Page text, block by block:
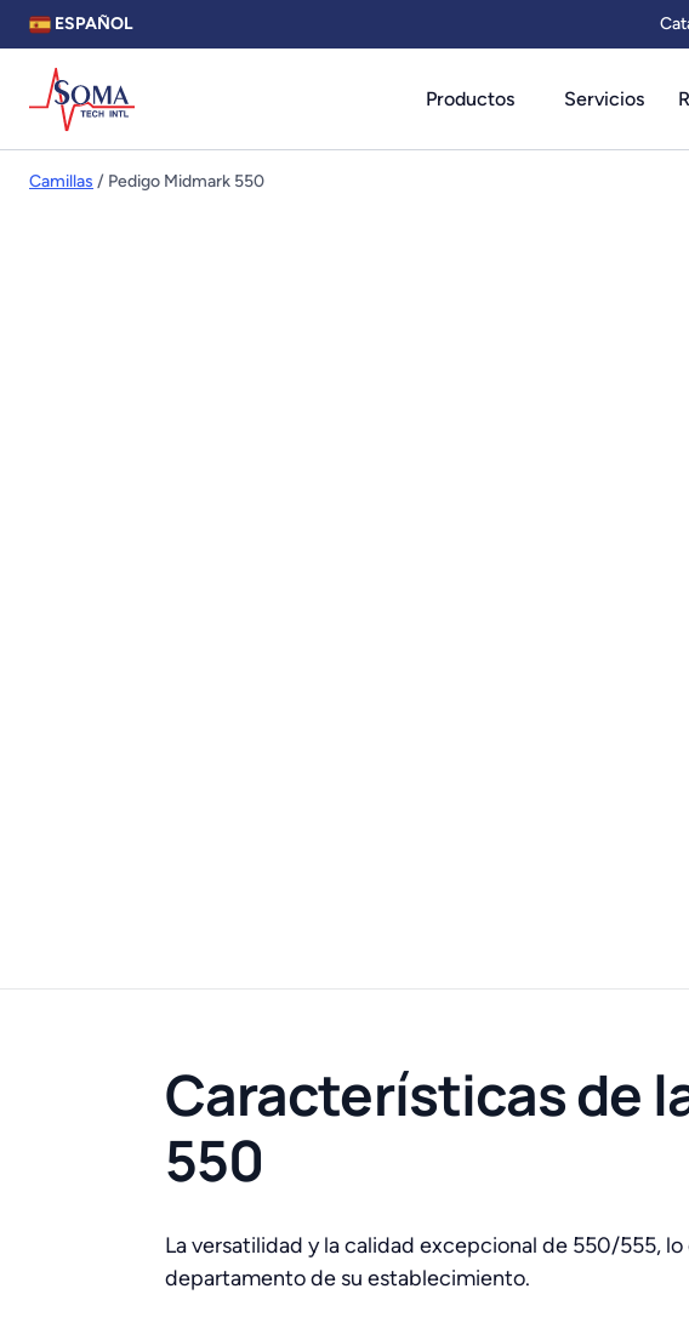
ESPAÑOL
Productos Servicios
Camillas / Pedigo Midmark 550
Características de
550
La versatilidad y la calidad excepcional de 550/555,
departamento de su establecimiento.